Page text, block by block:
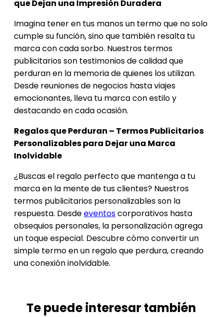
que Dejan una Impresión Duradera
Imagina tener en tus manos un termo que no solo
cumple su función, sino que también resalta tu
marca con cada sorbo. Nuestros termos
publicitarios son testimonios de calidad que
perduran en la memoria de quienes los utilizan.
Desde reuniones de negocios hasta viajes
emocionantes, lleva tu marca con estilo y
destacando en cada ocasión.
Regalos que Perduran – Termos Publicitarios
Personalizables para Dejar una Marca
Inolvidable
¿Buscas el regalo perfecto que mantenga a tu
marca en la mente de tus clientes? Nuestros
termos publicitarios personalizables son la
respuesta. Desdeeventoscorporativos hasta
obsequios personales, la personalización agrega
un toque especial. Descubre cómo convertir un
simple termo en un regalo que perdura, creando
una conexión inolvidable.
Te puede interesar también